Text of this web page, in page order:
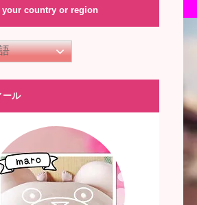
your country or region
ール